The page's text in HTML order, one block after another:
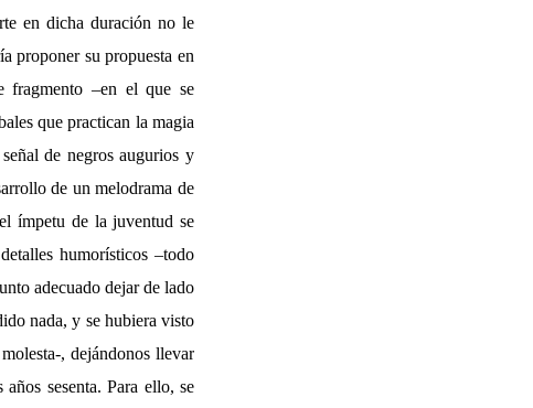
en dicha duración no le
proponer su propuesta en
fragmento –en el que se
que practican la magia
de negros augurios y
de un melodrama de
ímpetu de la juventud se
humorísticos –todo
adecuado dejar de lado
nada, y se hubiera visto
, dejándonos llevar
sesenta. Para ello, se